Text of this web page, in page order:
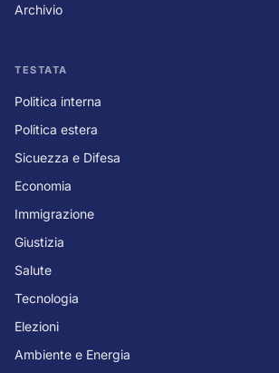
Archivio
TESTATA
Politica interna
Politica estera
Sicuezza e Difesa
Economia
Immigrazione
Giustizia
Salute
Tecnologia
Elezioni
Ambiente e Energia